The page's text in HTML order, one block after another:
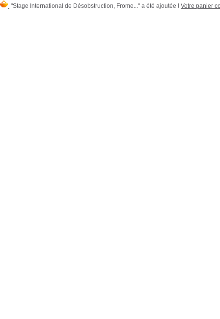
"Stage International de Désobstruction, Frome..." a été ajoutée ! Votre panier